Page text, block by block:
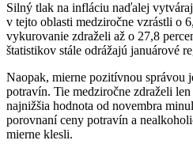
Silný tlak na infláciu naďalej
v tejto oblasti medziročne vzrástli o
vykurovanie zdraželi až o 27,8
štatistikov stále odrážajú januárové
Naopak, mierne pozitívnou správou
potravín. Tie medziročne zdraželi
najnižšia hodnota od novembra
porovnaní ceny potravín a
mierne klesli.